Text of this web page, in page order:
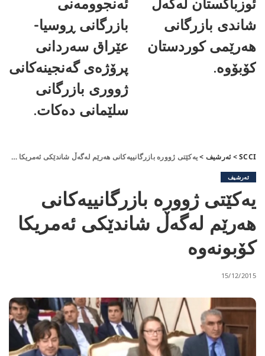
ئوزباکستان لەگەڵ
شاندی بازرگانی
هەرێمی کوردستان
کۆبۆوە.
ئەنجوومەنی
بازرگانی ڕوسیا-
عێراق سەردانی
پرۆژەی گەنجینەکانی
ژووری بازرگانی
سلێمانی دەکات.
SCCI
>ئەرشیف >یەكێتی ژوورە بازرگانییەكانی هەرێم لەگەڵ شاندێكی ئەمریكا كۆبونەوە
ئەرشیف
یەكێتی ژوورە بازرگانییەكانی
هەرێم لەگەڵ شاندێكی ئەمریكا
كۆبونەوە
15/12/2015